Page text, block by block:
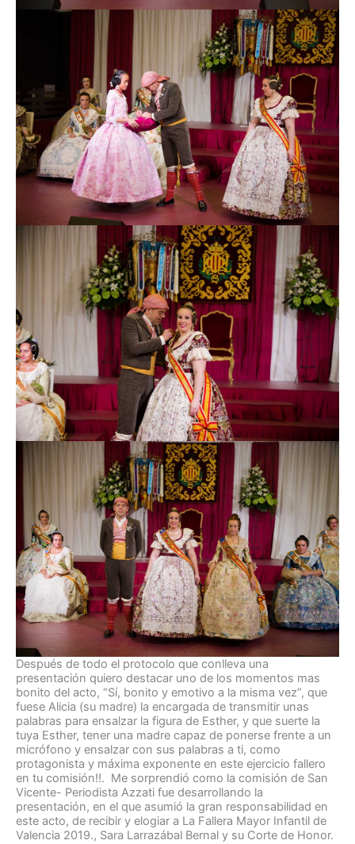
Después de todo el protocolo que conlleva una
presentación quiero destacar uno de los momentos mas
bonito del acto, “Sí, bonito y emotivo a la misma vez”, que
fuese Alicia (su madre) la encargada de transmitir unas
palabras para ensalzar la figura de Esther, y que suerte la
tuya Esther, tener una madre capaz de ponerse frente a un
micrófono y ensalzar con sus palabras a ti, como
protagonista y máxima exponente en este ejercicio fallero
en tu comisión!!. Me sorprendió como la comisión de San
Vicente- Periodista Azzati fue desarrollando la
presentación, en el que asumió la gran responsabilidad en
este acto, de recibir y elogiar a La Fallera Mayor Infantil de
Valencia 2019., Sara Larrazábal Bernal y su Corte de Honor.